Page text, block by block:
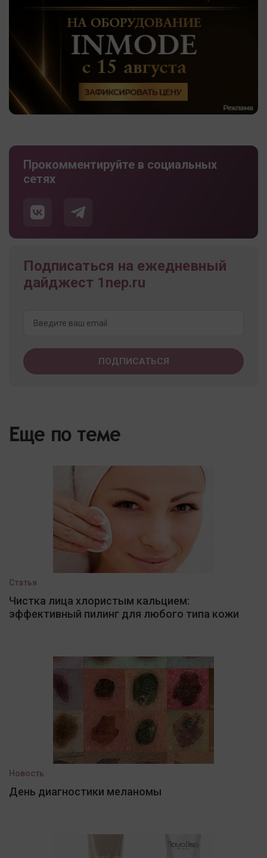
Прокомментируйте в социальных
сетях
Подписаться на ежедневный
дайджест 1nep.ru
Еще по теме
Статья
Чистка лица хлористым кальцием:
эффективный пилинг для любого типа кожи
Новость
День диагностики меланомы